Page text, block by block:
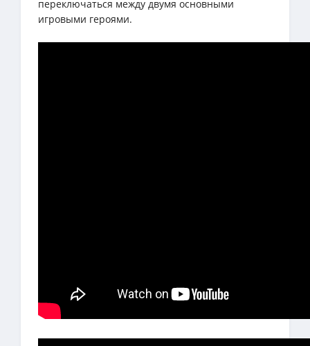
переключаться между двумя основными
игровыми героями.